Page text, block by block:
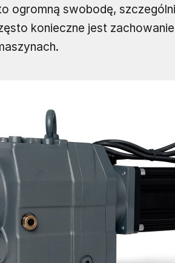
ogromną swobodę,
konieczne jest